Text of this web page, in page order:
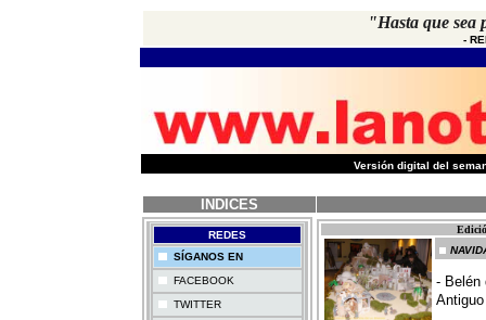
"Hasta que sea
-
Versión digital del
INDICES